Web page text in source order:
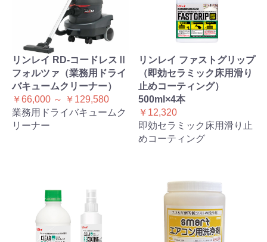
リンレイ RD-コードレスⅡ
フォルツァ（業務用ドライ
バキュームクリーナー）
￥66,000 ～ ￥129,580
業務用ドライバキュームク
リーナー
リンレイ ファストグリップ
（即効セラミック床用滑り
止めコーティング）
500ml×4本
￥12,320
即効セラミック床用滑り止
めコーティング